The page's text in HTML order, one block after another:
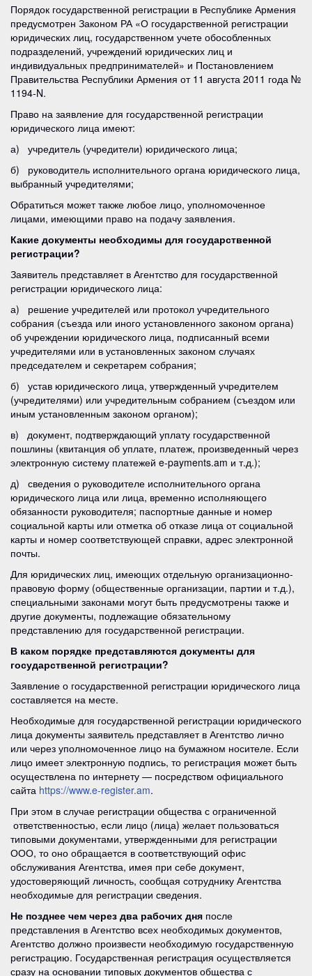
Порядок государственной регистрации в Республике Армения
предусмотрен Законом РА «О государственной регистрации
юридических лиц, государственном учете обособленных
подразделений, учреждений юридических лиц и
индивидуальных предпринимателей» и Постановлением
Правительства Республики Армения от 11 августа 2011 года №
1194-N.
Право на заявление для государственной регистрации
юридического лица имеют:
а) учредитель (учредители) юридического лица;
б) руководитель исполнительного органа юридического лица,
выбранный учредителями;
Обратиться может также любое лицо, уполномоченное
лицами, имеющими право на подачу заявления.
Какие документы необходимы для государственной
регистрации?
Заявитель представляет в Агентство для государственной
регистрации юридического лица:
а) решение учредителей или протокол учредительного
собрания (съезда или иного установленного законом органа)
об учреждении юридического лица, подписанный всеми
учредителями или в установленных законом случаях
председателем и секретарем собрания;
б) устав юридического лица, утвержденный учредителем
(учредителями) или учредительным собранием (съездом или
иным установленным законом органом);
в) документ, подтверждающий уплату государственной
пошлины (квитанция об уплате, платеж, произведенный через
электронную систему платежей e-payments.am и т.д.);
д) сведения о руководителе исполнительного органа
юридического лица или лица, временно исполняющего
обязанности руководителя; паспортные данные и номер
социальной карты или отметка об отказе лица от социальной
карты и номер соответствующей справки, адрес электронной
почты.
Для юридических лиц, имеющих отдельную организационно-
правовую форму (общественные организации, партии и т.д.),
специальными законами могут быть предусмотрены также и
другие документы, подлежащие обязательному
представлению для государственной регистрации.
В каком порядке представляются документы для
государственной регистрации?
Заявление о государственной регистрации юридического лица
составляется на месте.
Необходимые для государственной регистрации юридического
лица документы заявитель представляет в Агентство лично
или через уполномоченное лицо на бумажном носителе. Если
лицо имеет электронную подпись, то регистрация может быть
осуществлена по интернету — посредством официального
сайта https://www.e-register.am.
При этом в случае регистрации общества с ограниченной
ответственностью, если лицо (лица) желает пользоваться
типовыми документами, утвержденными для регистрации
ООО, то оно обращается в соответствующий офис
обслуживания Агентства, имея при себе документ,
удостоверяющий личность, сообщая сотруднику Агентства
необходимые для регистрации сведения.
Не позднее чем через два рабочих дня после
представления в Агентство всех необходимых документов,
Агентство должно произвести необходимую государственную
регистрацию. Государственная регистрация осуществляется
сразу на основании типовых документов общества с